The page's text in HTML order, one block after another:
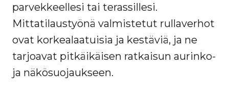
parvekkeellesi tai terassillesi.
Mittatilaustyönä valmistetut rullaverhot
ovat korkealaatuisia ja kestäviä, ja ne
tarjoavat pitkäikäisen ratkaisun aurinko-
ja näkösuojaukseen.